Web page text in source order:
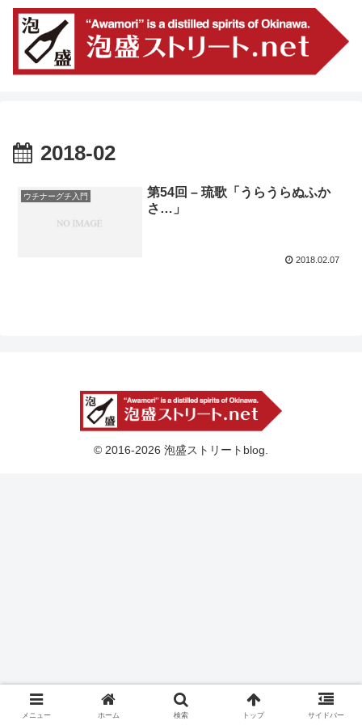
2018-02
ウチナーグチ入門
第54回 – 琉歌「うらうらぬふか
さ…」
2018.02.07
© 2016-2026 泡盛ストリートblog.
メニュー ホーム 検索 トップ サイドバー